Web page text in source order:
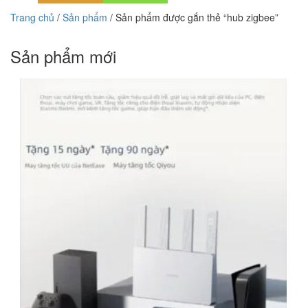
Trang chủ / Sản phẩm / Sản phẩm được gắn thẻ “hub zigbee”
Sản phẩm mới